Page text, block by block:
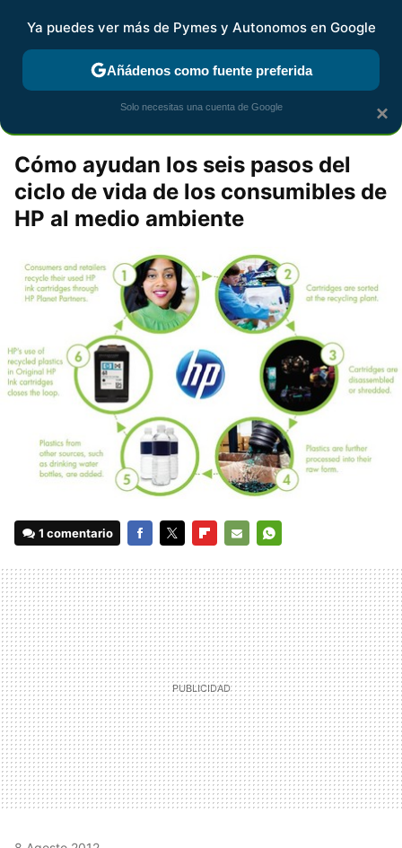
marca que se menciona +info
espaciohp
Cómo ayudan los seis pasos del
ciclo de vida de los consumibles de
HP al medio ambiente
1 comentario
MAIL
×
Ya puedes ver más de Pymes y Autonomos en Google
Añádenos como fuente preferida
Solo necesitas una cuenta de Google